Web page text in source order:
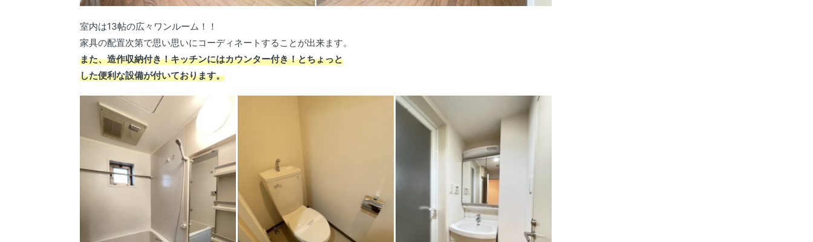
室内は13帖の広々ワンルーム！！
家具の配置次第で思い思いにコーディネートすることが出来ます。
また、造作収納付き！キッチンにはカウンター付き！とちょっと
した便利な設備が付いております。